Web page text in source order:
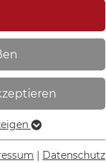
-
Funktionen
Datenschutz